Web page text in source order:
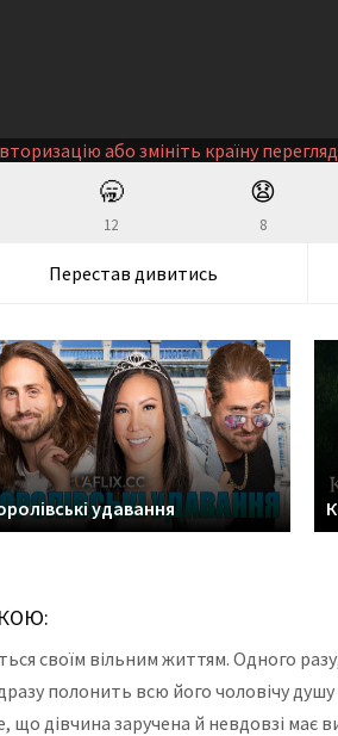
або змініть країну
🥱
12
😧
8
Перестав дивитись
удавання
своїм вільним життям. Одного
полонить всю його чоловічу
дівчина заручена й невдовзі має